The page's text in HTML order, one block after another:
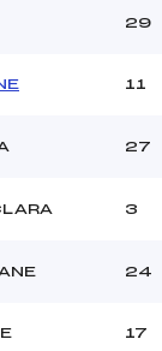
29
11
27
3
24
17